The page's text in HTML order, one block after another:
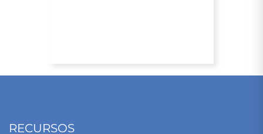
RECURSOS